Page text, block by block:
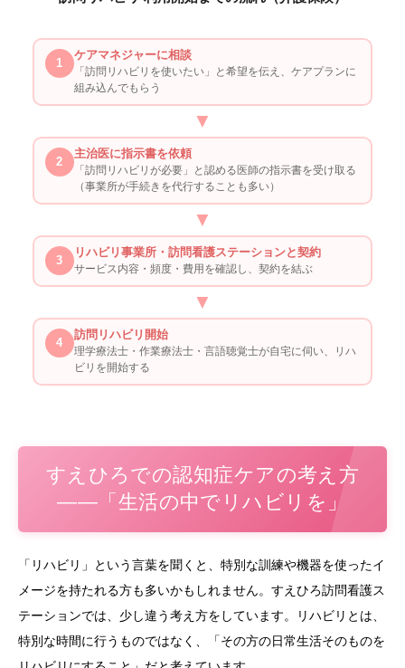
1
ケアマネジャーに相談
「訪問リハビリを使いたい」と希望を伝え、ケアプランに
組み込んでもらう
▼
2
主治医に指示書を依頼
「訪問リハビリが必要」と認める医師の指示書を受け取る
（事業所が手続きを代行することも多い）
▼
3
リハビリ事業所・訪問看護ステーションと契約
サービス内容・頻度・費用を確認し、契約を結ぶ
▼
4
訪問リハビリ開始
理学療法士・作業療法士・言語聴覚士が自宅に伺い、リハ
ビリを開始する
すえひろでの認知症ケアの考え方
——「生活の中でリハビリを」
「リハビリ」という言葉を聞くと、特別な訓練や機器を使ったイ
メージを持たれる方も多いかもしれません。すえひろ訪問看護ス
テーションでは、少し違う考え方をしています。リハビリとは、
特別な時間に行うものではなく、「その方の日常生活そのものを